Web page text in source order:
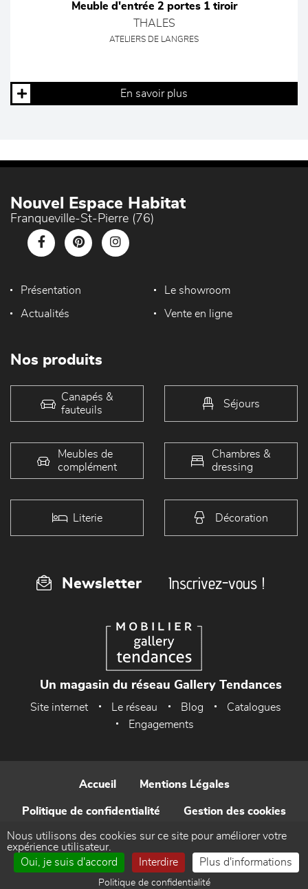
Meuble d'entrée 2 portes 1 tiroir
THALES
ATELIERS DE LANGRES
En savoir plus
Nouvel Espace Habitat
Franqueville-St-Pierre (76)
Présentation Le showroom
Actualités Vente en ligne
Nos produits
Canapés &
fauteuils
Séjours
Meubles de
complément
Chambres &
dressing
Literie Décoration
Newsletter Inscrivez-vous !
Un magasin du réseau Gallery Tendances
Site internet Le réseau Blog
Catalogues
Engagements
Accueil Mentions Légales
Politique de confidentialité Gestion des cookies
Contact
Réalisé par WEB Enseignes
Nous utilisons des cookies sur ce site pour améliorer votre
expérience utilisateur.
Oui, je suis d'accord
Interdire Plus d'informations
Politique de confidentialité